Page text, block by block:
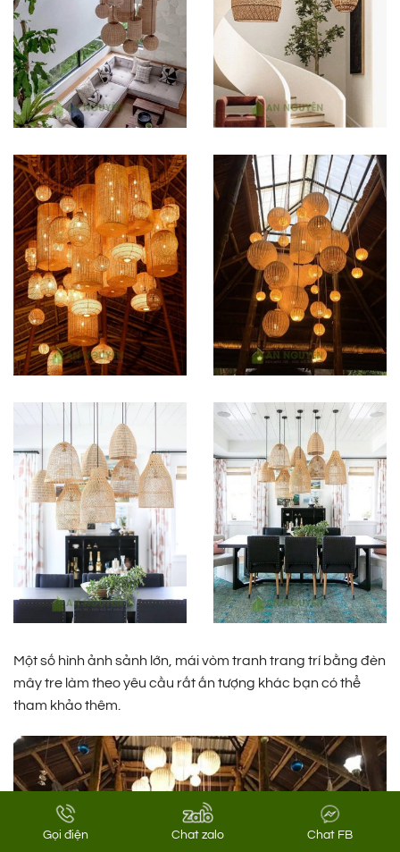
Gọi điện Chat zalo Chat FB
Một số hình ảnh sảnh lớn, mái vòm tranh trang trí bằng đèn
mây tre làm theo yêu cầu rất ấn tượng khác bạn có thể
tham khảo thêm.